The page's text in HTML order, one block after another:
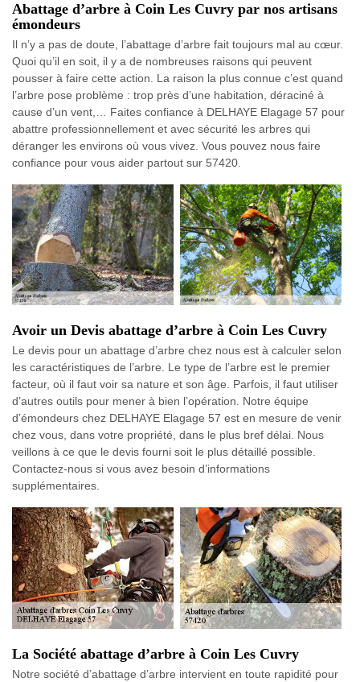
Abattage d’arbre à Coin Les Cuvry par nos artisans
émondeurs
Il n’y a pas de doute, l’abattage d’arbre fait toujours mal au cœur.
Quoi qu’il en soit, il y a de nombreuses raisons qui peuvent
pousser à faire cette action. La raison la plus connue c’est quand
l’arbre pose problème : trop près d’une habitation, déraciné à
cause d’un vent,… Faites confiance à DELHAYE Elagage 57 pour
abattre professionnellement et avec sécurité les arbres qui
déranger les environs où vous vivez. Vous pouvez nous faire
confiance pour vous aider partout sur 57420.
Avoir un Devis abattage d’arbre à Coin Les Cuvry
Le devis pour un abattage d’arbre chez nous est à calculer selon
les caractéristiques de l’arbre. Le type de l’arbre est le premier
facteur, où il faut voir sa nature et son âge. Parfois, il faut utiliser
d’autres outils pour mener à bien l’opération. Notre équipe
d’émondeurs chez DELHAYE Elagage 57 est en mesure de venir
chez vous, dans votre propriété, dans le plus bref délai. Nous
veillons à ce que le devis fourni soit le plus détaillé possible.
Contactez-nous si vous avez besoin d’informations
supplémentaires.
La Société abattage d’arbre à Coin Les Cuvry
Notre société d’abattage d’arbre intervient en toute rapidité pour